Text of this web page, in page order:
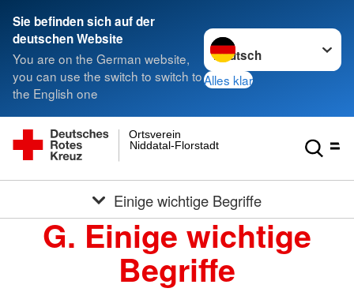
Sie befinden sich auf der
deutschen Website
You are on the German website,
you can use the switch to switch to
the English one
Sprache wechseln zu
Alles klar
Niddatal-Florstadt
Ortsverein
Einige wichtige Begriffe
G. Einige wichtige
Begriffe